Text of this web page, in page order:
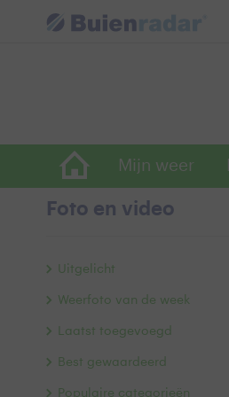
Mijn weer
Foto en video
Uitgelicht
Weerfoto van de week
Laatst toegevoegd
Best gewaardeerd
Populaire categorieën